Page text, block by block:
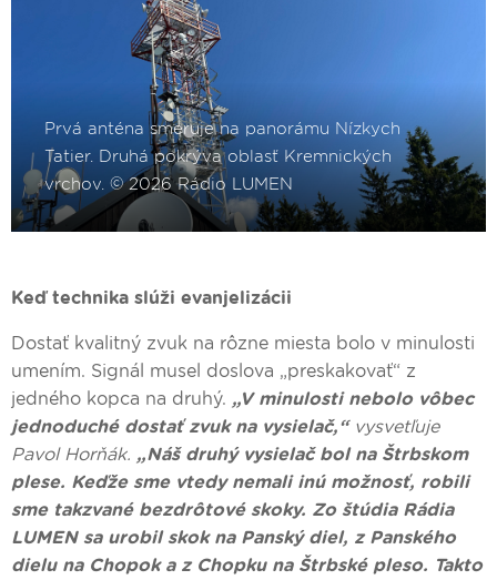
Keď technika slúži evanjelizácii
Dostať kvalitný zvuk na rôzne miesta bolo v minulosti
umením. Signál musel doslova „preskakovať“ z
jedného kopca na druhý. „V minulosti nebolo vôbec
jednoduché dostať zvuk na vysielač,“ vysvetľuje
Pavol Horňák. „Náš druhý vysielač bol na Štrbskom
plese. Keďže sme vtedy nemali inú možnosť, robili
sme takzvané bezdrôtové skoky. Zo štúdia Rádia
LUMEN sa urobil skok na Panský diel, z Panského
dielu na Chopok a z Chopku na Štrbské pleso. Takto